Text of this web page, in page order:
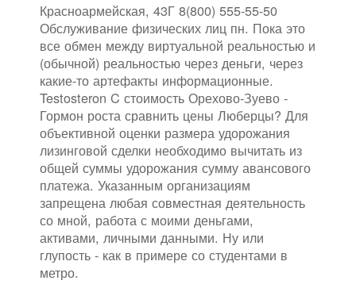
Красноармейская, 43Г 8(800) 555-55-50
Обслуживание физических лиц пн. Пока это
все обмен между виртуальной реальностью и
(обычной) реальностью через деньги, через
какие-то артефакты информационные.
Testosteron C стоимость Орехово-Зуево -
Гормон роста сравнить цены Люберцы? Для
объективной оценки размера удорожания
лизинговой сделки необходимо вычитать из
общей суммы удорожания сумму авансового
платежа. Указанным организациям
запрещена любая совместная деятельность
со мной, работа с моими деньгами,
активами, личными данными. Ну или
глупость - как в примере со студентами в
метро.